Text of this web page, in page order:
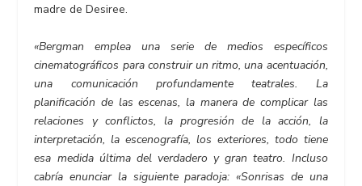
madre de Desiree.
«Bergman emplea una serie de medios específicos
cinematográficos para construir un ritmo, una acentuación,
una comunicación profundamente teatrales. La
planificación de las escenas, la manera de complicar las
relaciones y conflictos, la progresión de la acción, la
interpretación, la escenografía, los exteriores, todo tiene
esa medida última del verdadero y gran teatro. Incluso
cabría enunciar la siguiente paradoja: «Sonrisas de una